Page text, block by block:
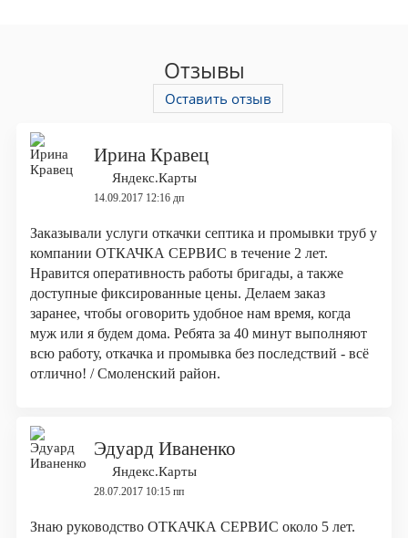
Отзывы
Оставить отзыв
Ирина Кравец
Яндекс.Карты
14.09.2017 12:16 дп
Заказывали услуги откачки септика и промывки труб у
компании ОТКАЧКА СЕРВИС в течение 2 лет.
Нравится оперативность работы бригады, а также
доступные фиксированные цены. Делаем заказ
заранее, чтобы оговорить удобное нам время, когда
муж или я будем дома. Ребята за 40 минут выполняют
всю работу, откачка и промывка без последствий - всё
отлично! / Смоленский район.
Эдуард Иваненко
Яндекс.Карты
28.07.2017 10:15 пп
Знаю руководство ОТКАЧКА СЕРВИС около 5 лет.